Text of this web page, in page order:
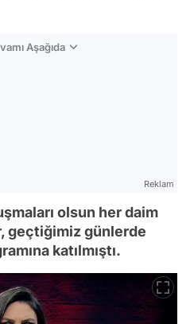
Aşağıda
Reklam
olsun her daim
geçtiğimiz günlerde
katılmıştı.